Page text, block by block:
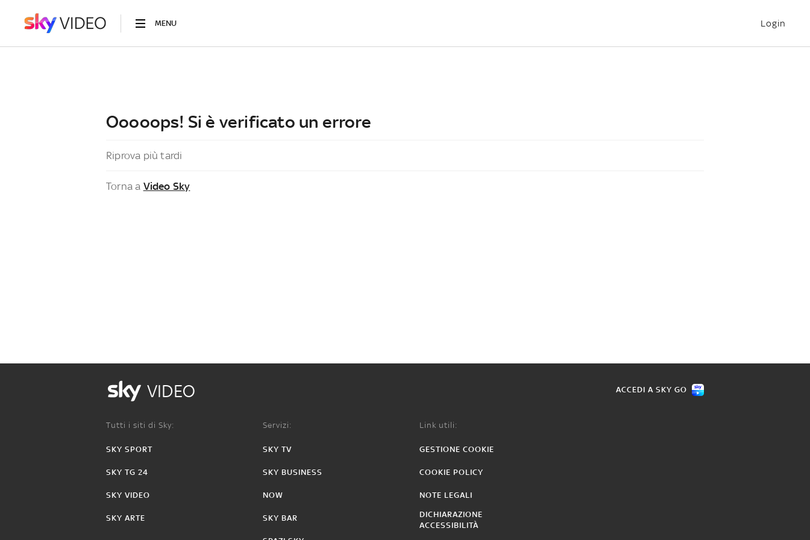
MENU Login
Ooooops! Si è verificato un errore
Riprova più tardi
Torna a Video Sky
VIDEO ACCEDI A SKY GO
Tutti i siti di Sky:
SKY SPORT
SKY TG 24
SKY VIDEO
SKY ARTE
Servizi:
SKY TV
SKY BUSINESS
NOW
SKY BAR
Link utili:
GESTIONE COOKIE
COOKIE POLICY
NOTE LEGALI
DICHIARAZIONE
ACCESSIBILITÀ